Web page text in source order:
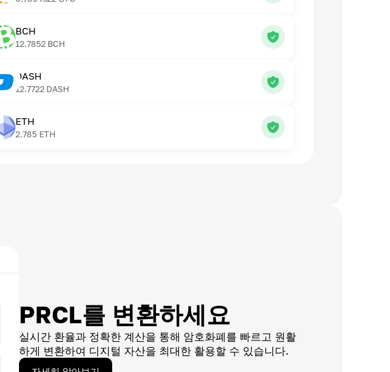
BCH
12.7852 BCH
DASH
12.7722 DASH
ETH
2.785 ETH
PRCL를 변환하세요
실시간 환율과 정확한 계산을 통해 암호화폐를 빠르고 원활
하게 변환하여 디지털 자산을 최대한 활용할 수 있습니다.